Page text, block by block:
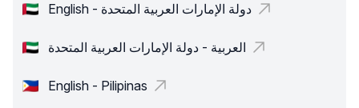
English - دولة الإمارات العربية المتحدة
العربية - دولة الإمارات العربية المتحدة
English - Pilipinas